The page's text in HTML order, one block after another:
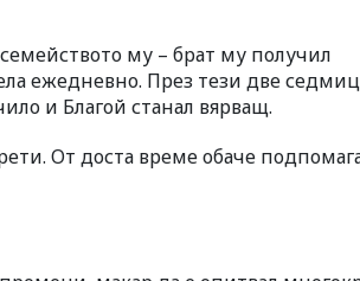
му – брат му получил
ежедневно. През тези две
и Благой станал вярващ.
От доста време обаче